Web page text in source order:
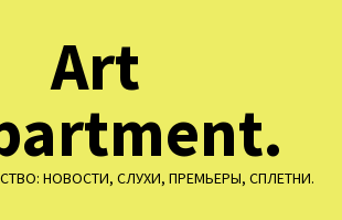
Art
НОВОСТИ, СЛУХИ, ПРЕМЬЕРЫ, СПЛЕТНИ.